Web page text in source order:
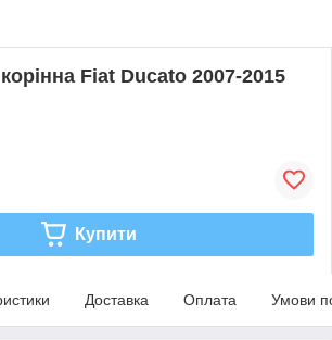
Fiat Ducato 2007-2015
Купити
Доставка Оплата Умови